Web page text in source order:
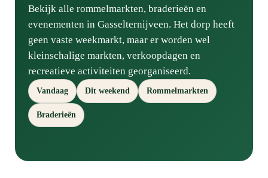
Bekijk alle rommelmarkten, braderieën en
evenementen in Gasselternijveen. Het dorp heeft
geen vaste weekmarkt, maar er worden wel
kleinschalige markten, verkoopdagen en
recreatieve activiteiten georganiseerd.
Vandaag Dit weekend Rommelmarkten
Braderieën